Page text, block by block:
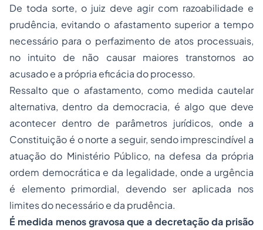
De toda sorte, o juiz deve agir com razoabilidade e
prudência, evitando o afastamento superior a tempo
necessário para o perfazimento de atos processuais,
no intuito de não causar maiores transtornos ao
acusado e a própria eficácia do processo.
Ressalto que o afastamento, como medida cautelar
alternativa, dentro da democracia, é algo que deve
acontecer dentro de parâmetros jurídicos, onde a
Constituição é o norte a seguir, sendo imprescindível a
atuação do Ministério Público, na defesa da própria
ordem democrática e da legalidade, onde a urgência
é elemento primordial, devendo ser aplicada nos
limites do necessário e da prudência.
É medida menos gravosa que a decretação da prisão